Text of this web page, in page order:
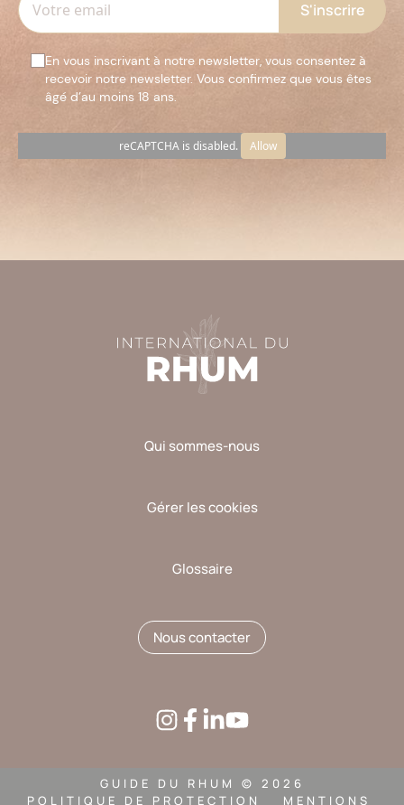
En vous inscrivant à notre newsletter, vous consentez à
recevoir notre newsletter. Vous confirmez que vous êtes
âgé d’au moins 18 ans.
reCAPTCHA is disabled. Allow
vide.
Qui sommes-nous
Gérer les cookies
Glossaire
Nous contacter
GUIDE DU RHUM © 2026
POLITIQUE DE PROTECTION
MENTIONS